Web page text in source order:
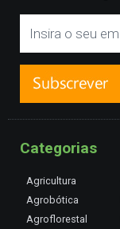
Categorias
Agricultura
Agrobótica
Agroflorestal